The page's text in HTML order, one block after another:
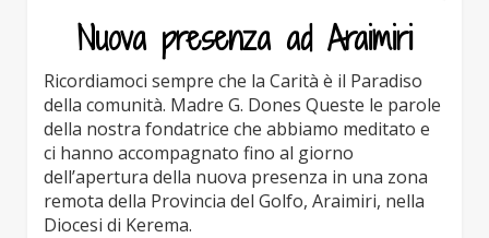
Nuova presenza ad Araimiri
Ricordiamoci sempre che la Carità è il Paradiso
della comunità. Madre G. Dones Queste le parole
della nostra fondatrice che abbiamo meditato e
ci hanno accompagnato fino al giorno
dell’apertura della nuova presenza in una zona
remota della Provincia del Golfo, Araimiri, nella
Diocesi di Kerema.